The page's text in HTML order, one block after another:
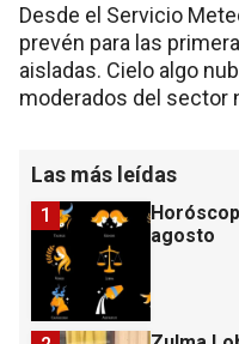
Desde el Servicio
prevén para las
aisladas. Cielo algo
moderados del sector
Las más leídas
agosto
1